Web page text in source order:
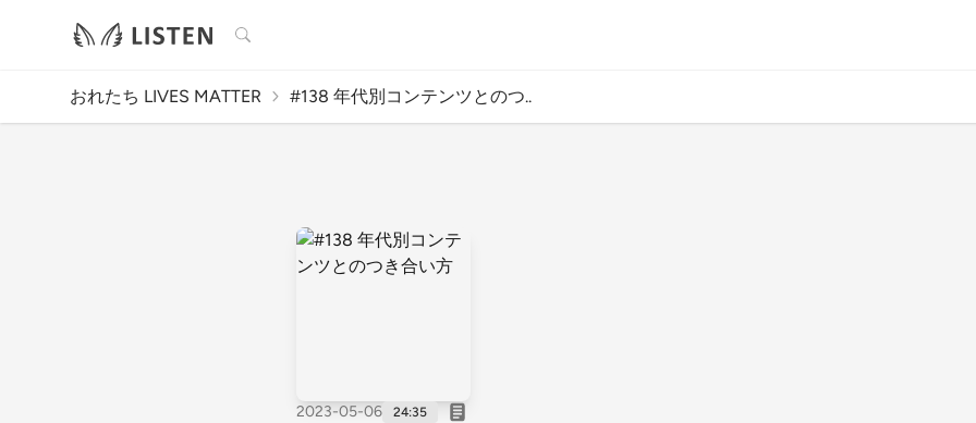
検索
おれたち LIVES MATTER #138 年代別コンテンツとのつ..
2023-05-06 24:35